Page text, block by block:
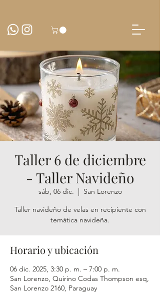
Taller 6 de diciembre
- Taller Navideño
sáb, 06 dic.
  |
San Lorenzo
Taller navideño de velas en recipiente con
temática navideña.
Horario y ubicación
06 dic. 2025, 3:30 p. m. – 7:00 p. m.
San Lorenzo, Quirino Codas Thompson esq,
San Lorenzo 2160, Paraguay